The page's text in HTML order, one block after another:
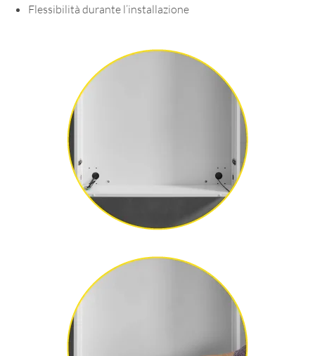
Flessibilità durante l’installazione